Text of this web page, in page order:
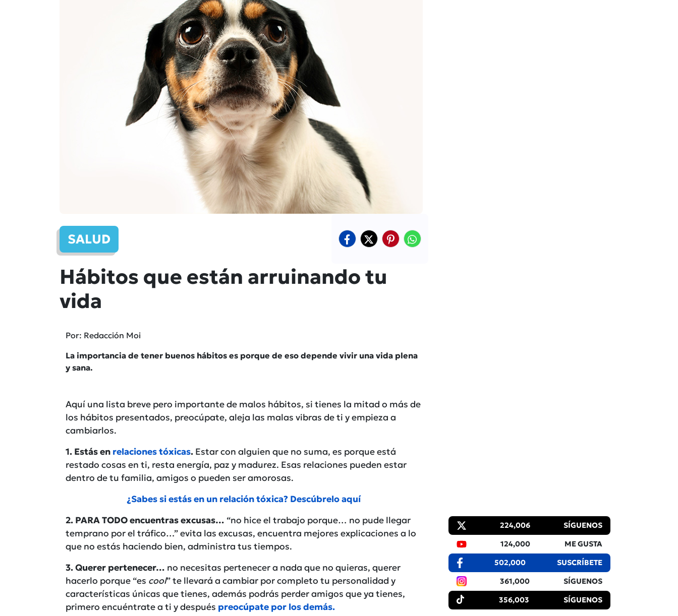
SALUD
Hábitos que están arruinando tu
vida
Por: Redacción Moi
La importancia de tener buenos hábitos es porque de eso depende vivir una vida plena
y sana.
Aquí una lista breve pero importante de malos hábitos, si tienes la mitad o más de
los hábitos presentados, preocúpate, aleja las malas vibras de ti y empieza a
cambiarlos.
1. Estás en relaciones tóxicas. Estar con alguien que no suma, es porque está
restado cosas en ti, resta energía, paz y madurez. Esas relaciones pueden estar
dentro de tu familia, amigos o pueden ser amorosas.
¿Sabes si estás en un relación tóxica? Descúbrelo aquí
2. PARA TODO encuentras excusas… “no hice el trabajo porque… no pude llegar
temprano por el tráfico…” evita las excusas, encuentra mejores explicaciones a lo
que no estás haciendo bien, administra tus tiempos.
3. Querer pertenecer… no necesitas pertenecer a nada que no quieras, querer
hacerlo porque “es cool” te llevará a cambiar por completo tu personalidad y
características únicas que tienes, además podrás perder amigos que ya tienes,
primero encuéntrate a ti y después preocúpate por los demás.
224,006 SÍGUENOS
124,000 ME GUSTA
502,000 SUSCRÍBETE
361,000 SÍGUENOS
356,003 SÍGUENOS